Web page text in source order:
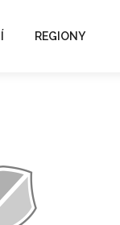
REGIONY